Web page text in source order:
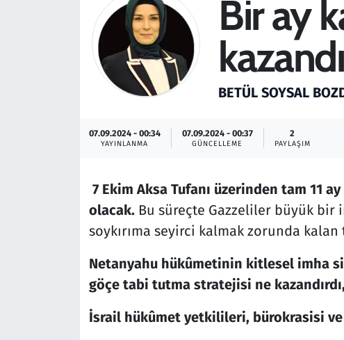
Bir ay
BETÜL SOYSAL
07.09.2024 - 00:34
YAYINLANMA
07.09.2024 - 00:37
GÜNCELLEME
2
PAYLAŞIM
7 Ekim Aksa Tufanı üzerinden tam 11
olacak.Bu süreçte Gazzeliler büyük bir
soykırıma seyirci kalmak zorunda
Netanyahu hükûmetinin kitlesel imha
göçe tabi tutma stratejisi ne
İsrail hükûmet yetkilileri, bürokrasisi
Savunma Sanayi
Televizyon